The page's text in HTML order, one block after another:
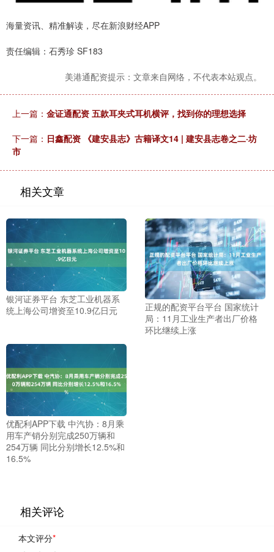
海量资讯、精准解读，尽在新浪财经APP
责任编辑：石秀珍 SF183
美港通配资提示：文章来自网络，不代表本站观点。
上一篇： 金证通配资 五款耳夹式耳机横评，找到你的理想选择
下一篇： 日鑫配资 《建安县志》古籍译文14 | 建安县志卷之二·坊
市
相关文章
银河证券平台 东芝工业机器系
统上海公司增资至10.9亿日元
正规的配资平台平台 国家统计
局：11月工业生产者出厂价格
环比继续上涨
优配利APP下载 中汽协：8月乘
用车产销分别完成250万辆和
254万辆 同比分别增长12.5%和
16.5%
相关评论
本文评分*